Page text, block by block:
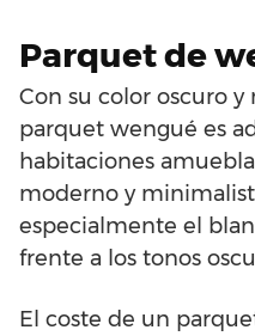
Parquet de
Con su color oscuro
parquet wengué es
habitaciones
moderno y
especialmente el
frente a los tonos
El coste de un